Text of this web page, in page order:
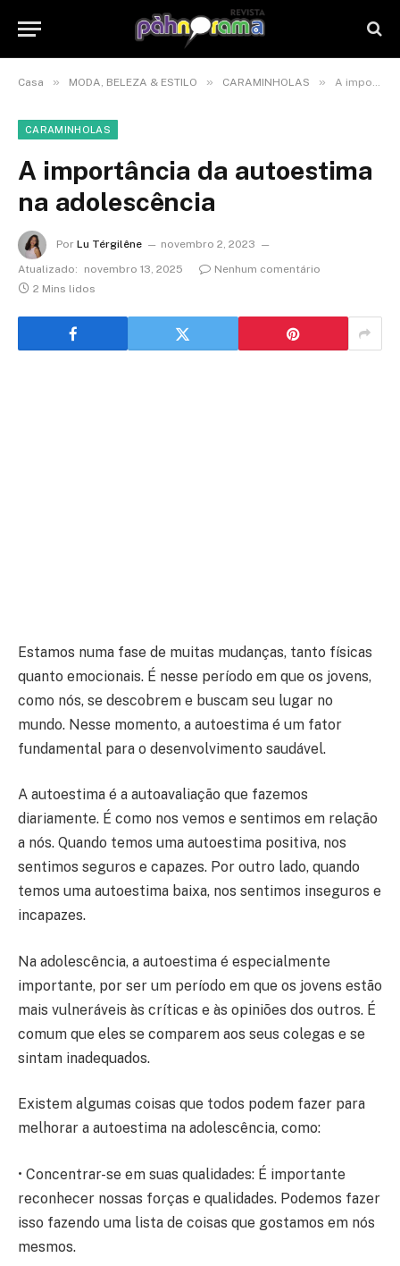
Casa » MODA, BELEZA & ESTILO » CARAMINHOLAS » A importância da autoestima na adolescência
CARAMINHOLAS
A importância da autoestima
na adolescência
Por Lu Térgilêne
novembro 2, 2023
Atualizado:
novembro 13, 2025
Nenhum comentário
2 Mins lidos
Estamos numa fase de muitas mudanças, tanto físicas
quanto emocionais. É nesse período em que os jovens,
como nós, se descobrem e buscam seu lugar no
mundo. Nesse momento, a autoestima é um fator
fundamental para o desenvolvimento saudável.
A autoestima é a autoavaliação que fazemos
diariamente. É como nos vemos e sentimos em relação
a nós. Quando temos uma autoestima positiva, nos
sentimos seguros e capazes. Por outro lado, quando
temos uma autoestima baixa, nos sentimos inseguros e
incapazes.
Na adolescência, a autoestima é especialmente
importante, por ser um período em que os jovens estão
mais vulneráveis às críticas e às opiniões dos outros. É
comum que eles se comparem aos seus colegas e se
sintam inadequados.
Existem algumas coisas que todos podem fazer para
melhorar a autoestima na adolescência, como:
• Concentrar-se em suas qualidades: É importante
reconhecer nossas forças e qualidades. Podemos fazer
isso fazendo uma lista de coisas que gostamos em nós
mesmos.